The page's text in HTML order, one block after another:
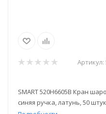
Артикул:
SMART 520H6605B Кран
синяя ручка, латунь, 50